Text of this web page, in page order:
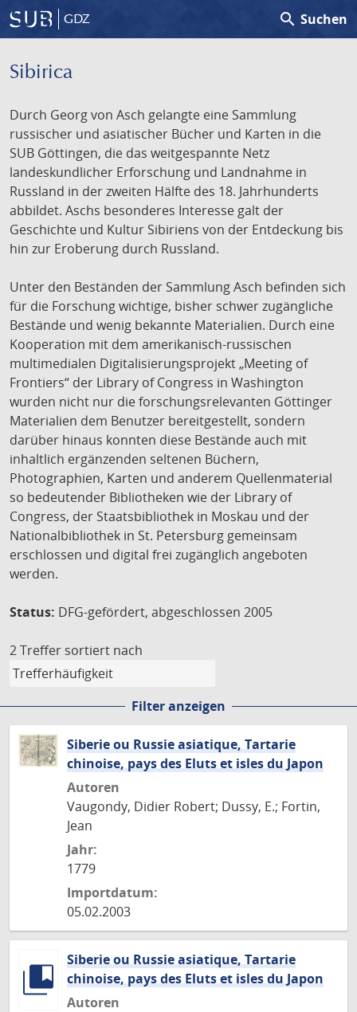
GDZ search Suchen
Sibirica
Durch Georg von Asch gelangte eine Sammlung
russischer und asiatischer Bücher und Karten in die
SUB Göttingen, die das weitgespannte Netz
landeskundlicher Erforschung und Landnahme in
Russland in der zweiten Hälfte des 18. Jahrhunderts
abbildet. Aschs besonderes Interesse galt der
Geschichte und Kultur Sibiriens von der Entdeckung bis
hin zur Eroberung durch Russland.
Unter den Beständen der Sammlung Asch befinden sich
für die Forschung wichtige, bisher schwer zugängliche
Bestände und wenig bekannte Materialien. Durch eine
Kooperation mit dem amerikanisch-russischen
multimedialen Digitalisierungsprojekt „Meeting of
Frontiers“ der Library of Congress in Washington
wurden nicht nur die forschungsrelevanten Göttinger
Materialien dem Benutzer bereitgestellt, sondern
darüber hinaus konnten diese Bestände auch mit
inhaltlich ergänzenden seltenen Büchern,
Photographien, Karten und anderem Quellenmaterial
so bedeutender Bibliotheken wie der Library of
Congress, der Staatsbibliothek in Moskau und der
Nationalbibliothek in St. Petersburg gemeinsam
erschlossen und digital frei zugänglich angeboten
werden.
Status: DFG-gefördert, abgeschlossen 2005
2 Treffer sortiert nach
Filter anzeigen
Siberie ou Russie asiatique, Tartarie
chinoise, pays des Eluts et isles du Japon
Autoren
Vaugondy, Didier Robert; Dussy, E.; Fortin,
Jean
Jahr:
1779
Importdatum:
05.02.2003
Siberie ou Russie asiatique, Tartarie
chinoise, pays des Eluts et isles du Japon
Autoren